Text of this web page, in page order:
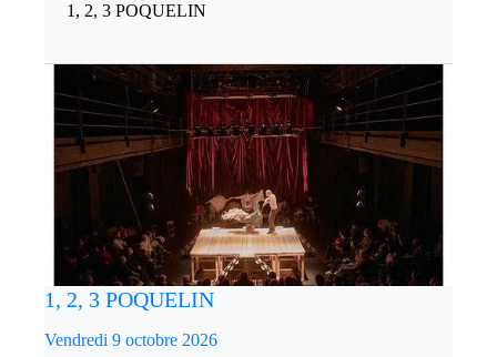
1, 2, 3 POQUELIN
1, 2, 3 POQUELIN
Vendredi 9 octobre 2026